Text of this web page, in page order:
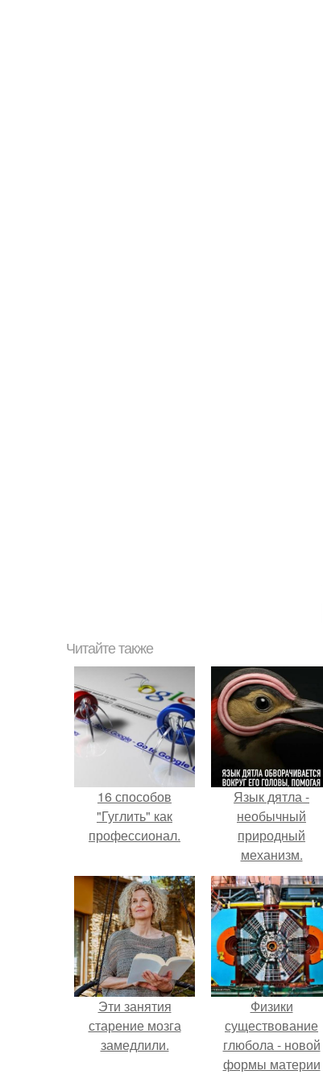
Читайте также
16 способов
"Гуглить" как
профессионал.
Язык дятла -
необычный
природный
механизм.
Эти занятия
старение мозга
замедлили.
Физики
существование
глюбола - новой
формы материи